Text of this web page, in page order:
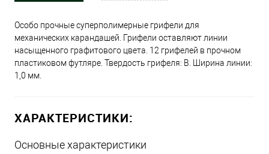
Особо прочные суперполимерные грифели для
механических карандашей. Грифели оставляют линии
насыщенного графитового цвета. 12 грифелей в прочном
пластиковом футляре. Твердость грифеля: B. Ширина линии:
1,0 мм.
ХАРАКТЕРИСТИКИ:
Основные характеристики